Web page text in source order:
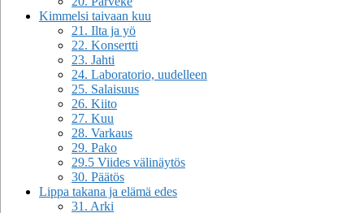
Kimmelsi taivaan kuu
21. Ilta ja yö
22. Konsertti
23. Jahti
24. Laboratorio, uudelleen
25. Salaisuus
26. Kiito
27. Kuu
28. Varkaus
29. Pako
29.5 Viides välinäytös
30. Päätös
Lippa takana ja elämä edes
31. Arki